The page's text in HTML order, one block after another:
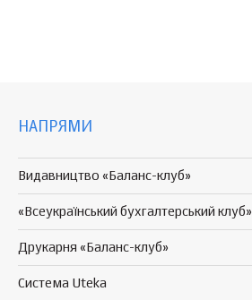
НАПРЯМИ
Видавництво «Баланс-клуб»
«Всеукраїнський бухгалтерський клуб»
Друкарня «Баланс-клуб»
Система Uteka